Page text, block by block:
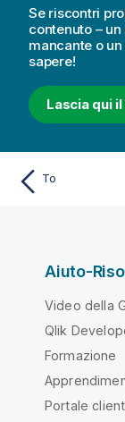
Se riscontri
contenuto –
mancante o
sapere!
Lascia qui
To
Aiuto-
Video della
Qlik
Formazione
Portale